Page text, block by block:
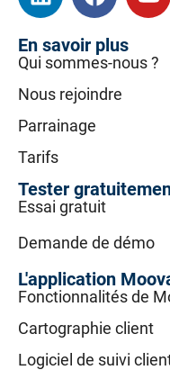
En savoir plus
Qui sommes-nous ?
Nous rejoindre
Parrainage
Tarifs
Tester
Essai gratuit
Demande de démo
L'application
Fonctionnalités de
Cartographie client
Logiciel de suivi